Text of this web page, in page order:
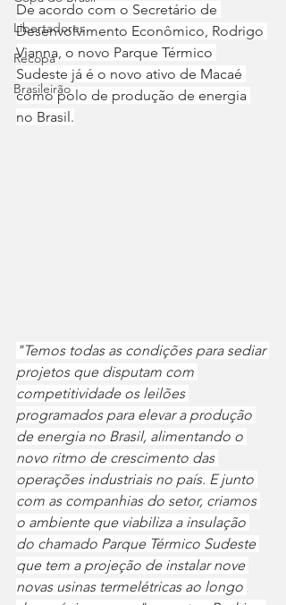
Libertadores
Recopa
Brasileirão
De acordo com o Secretário de
Desenvolvimento Econômico, Rodrigo
Vianna, o novo Parque Térmico
Sudeste já é o novo ativo de Macaé
como polo de produção de energia
no Brasil.
"Temos todas as condições para sediar
projetos que disputam com
competitividade os leilões
programados para elevar a produção
de energia no Brasil, alimentando o
novo ritmo de crescimento das
operações industriais no país. E junto
com as companhias do setor, criamos
o ambiente que viabiliza a insulação
do chamado Parque Térmico Sudeste
que tem a projeção de instalar nove
novas usinas termelétricas ao longo